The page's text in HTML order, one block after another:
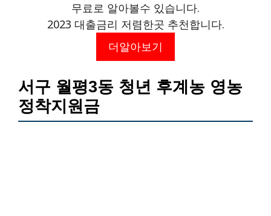
무료로 알아볼수 있습니다.
2023 대출금리 저렴한곳 추천합니다.
더알아보기
서구 월평3동 청년 후계농 영농
정착지원금